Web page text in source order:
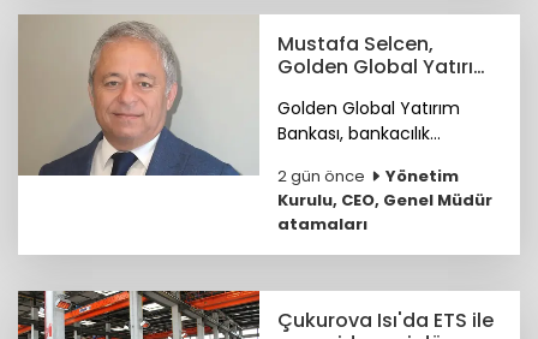
ETİD ile TİM arasında iş
birliği protokolü imzalandı.
Mustafa Selcen,
Golden Global Yatırım
Golden Global Yatırım
Bankası, bankacılık
deneyime sahip Mustafa
Selcen’i Yönetim Kurulu
Üyesi olarak atadı.
2 gün önce
Yönetim
Kurulu, CEO, Genel Müdür
atamaları
Çukurova Isı'da ETS ile